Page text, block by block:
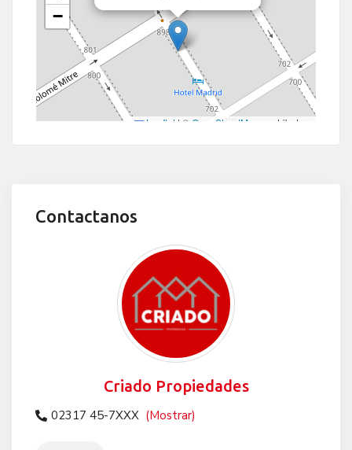
−
Leaflet | © OpenStreetMap contributors
Contactanos
Criado Propiedades
02317 45-7XXX (Mostrar)